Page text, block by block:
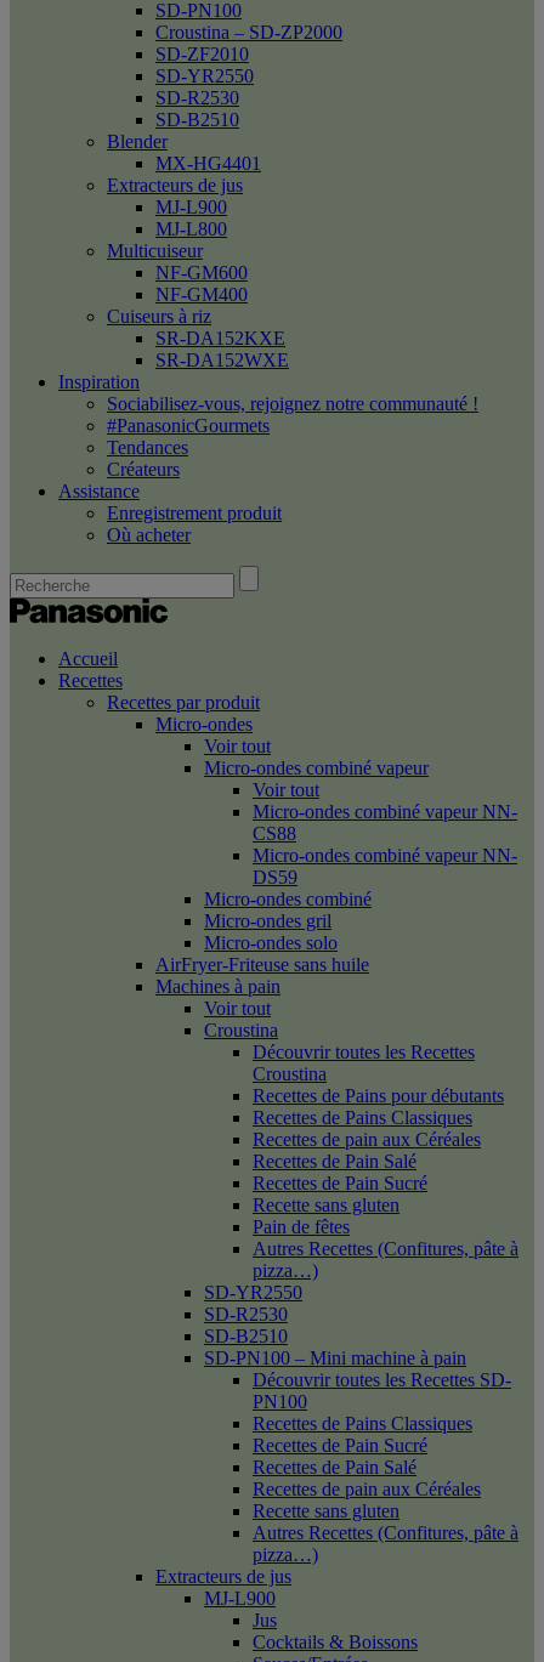
SD-PN100
Croustina – SD-ZP2000
SD-ZF2010
SD-YR2550
SD-R2530
SD-B2510
Blender
MX-HG4401
Extracteurs de jus
MJ-L900
MJ-L800
Multicuiseur
NF-GM600
NF-GM400
Cuiseurs à riz
SR-DA152KXE
SR-DA152WXE
Inspiration
Sociabilisez-vous, rejoignez notre communauté !
#PanasonicGourmets
Tendances
Créateurs
Assistance
Enregistrement produit
Où acheter
Accueil
Recettes
Recettes par produit
Micro-ondes
Voir tout
Micro-ondes combiné vapeur
Voir tout
Micro-ondes combiné vapeur NN-
CS88
Micro-ondes combiné vapeur NN-
DS59
Micro-ondes combiné
Micro-ondes gril
Micro-ondes solo
AirFryer-Friteuse sans huile
Machines à pain
Voir tout
Croustina
Découvrir toutes les Recettes
Croustina
Recettes de Pains pour débutants
Recettes de Pains Classiques
Recettes de pain aux Céréales
Recettes de Pain Salé
Recettes de Pain Sucré
Recette sans gluten
Pain de fêtes
Autres Recettes (Confitures, pâte à
pizza…)
SD-YR2550
SD-R2530
SD-B2510
SD-PN100 – Mini machine à pain
Découvrir toutes les Recettes SD-
PN100
Recettes de Pains Classiques
Recettes de Pain Sucré
Recettes de Pain Salé
Recettes de pain aux Céréales
Recette sans gluten
Autres Recettes (Confitures, pâte à
pizza…)
Extracteurs de jus
MJ-L900
Jus
Cocktails & Boissons